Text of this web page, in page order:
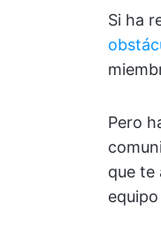
Si ha
Pero
que te